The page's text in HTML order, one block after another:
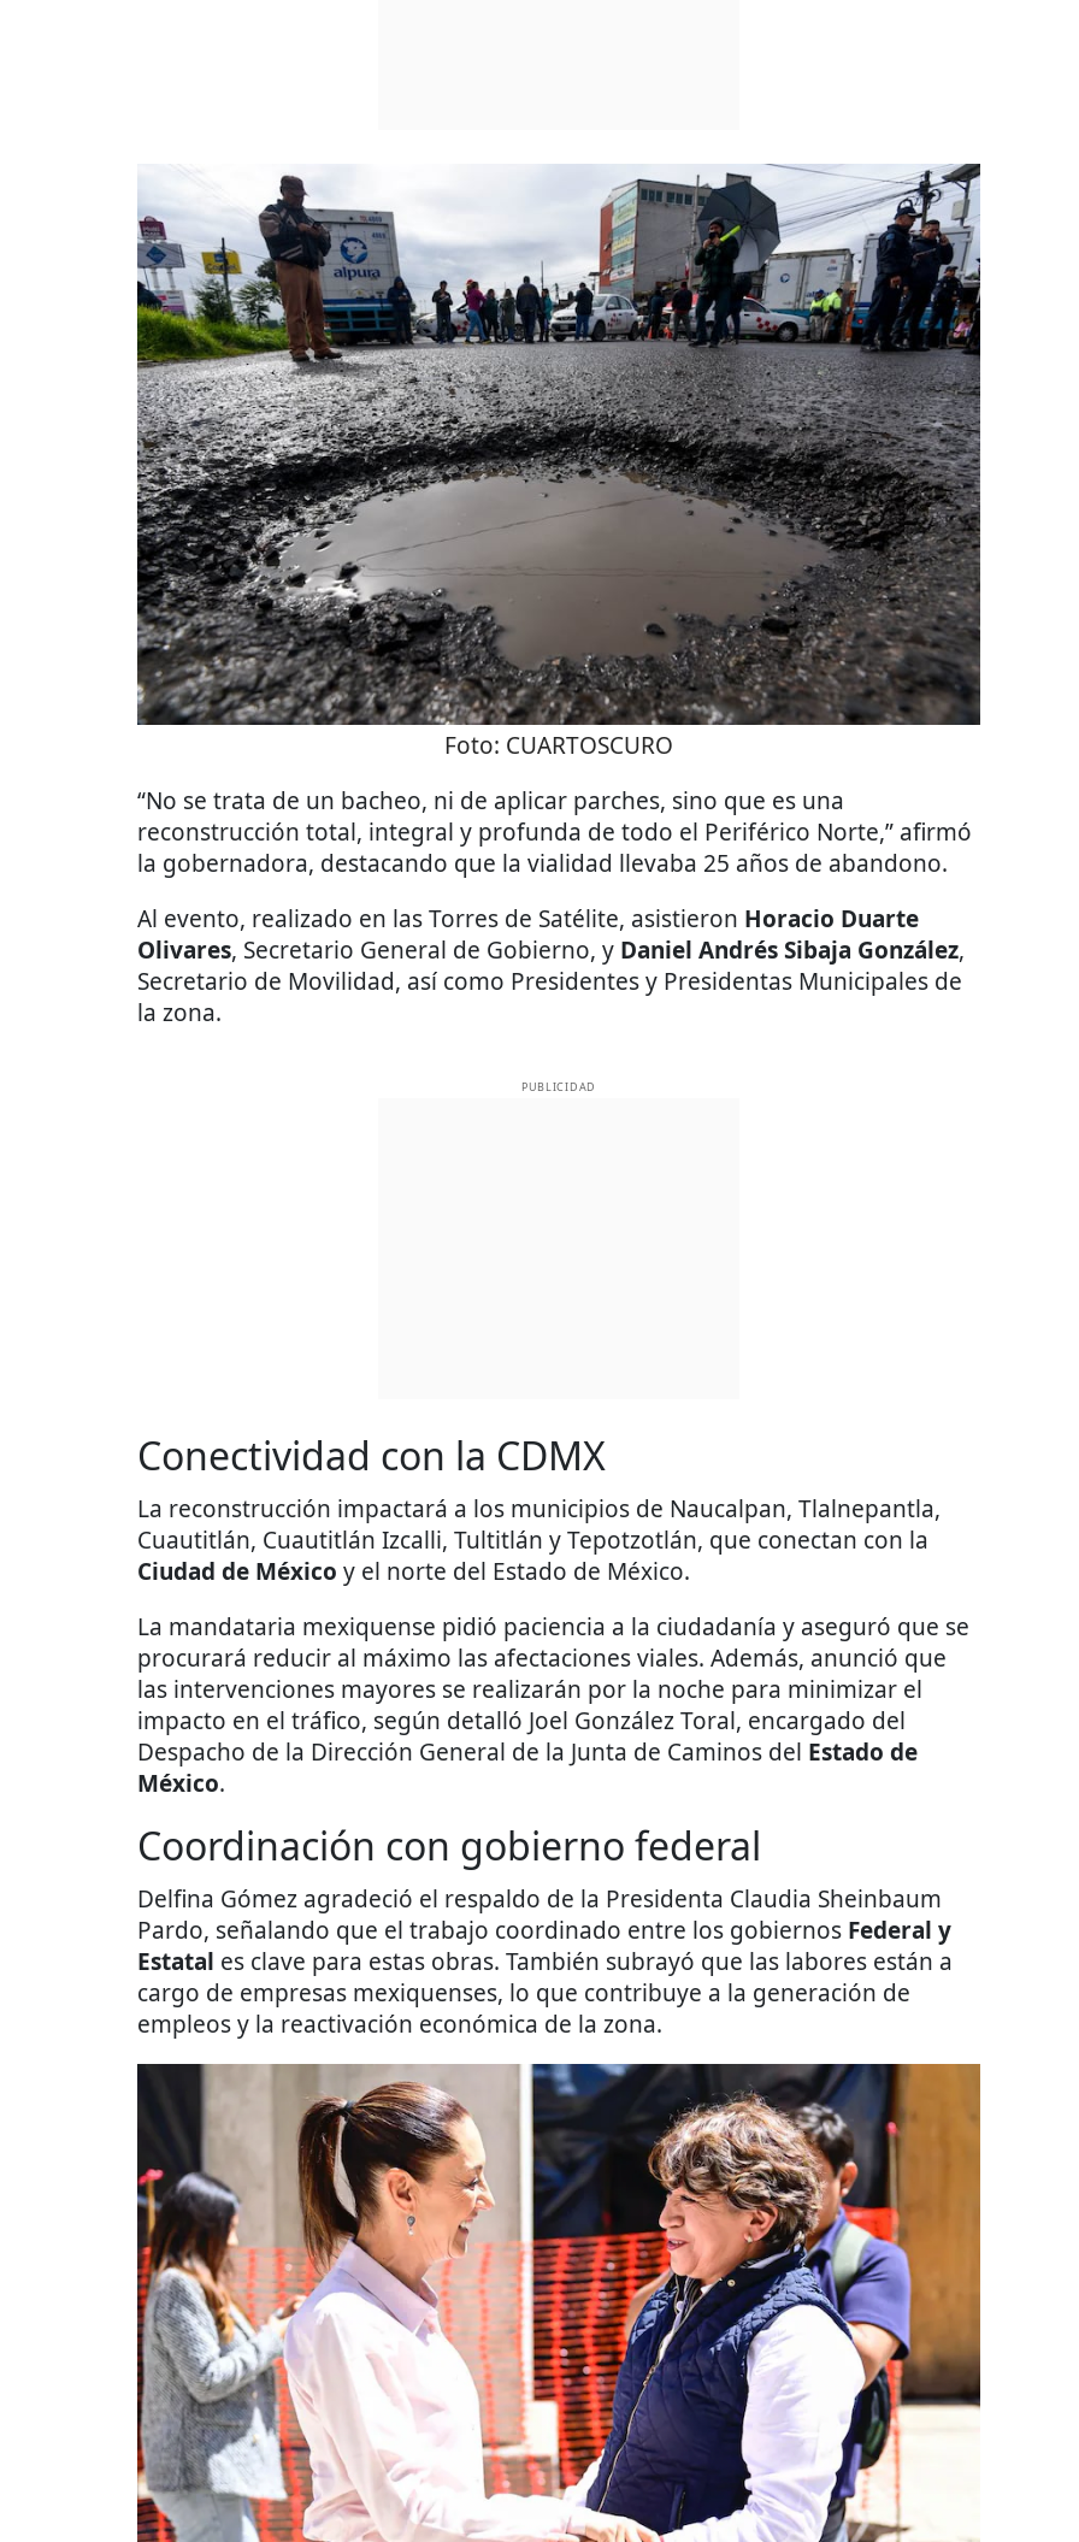
Foto: CUARTOSCURO
“No se trata de un bacheo, ni de aplicar parches, sino que es una
reconstrucción total, integral y profunda de todo el Periférico Norte,” afirmó
la gobernadora, destacando que la vialidad llevaba 25 años de abandono.
Al evento, realizado en las Torres de Satélite, asistieron Horacio Duarte
Olivares, Secretario General de Gobierno, y Daniel Andrés Sibaja González,
Secretario de Movilidad, así como Presidentes y Presidentas Municipales de
la zona.
PUBLICIDAD
Conectividad con la CDMX
La reconstrucción impactará a los municipios de Naucalpan, Tlalnepantla,
Cuautitlán, Cuautitlán Izcalli, Tultitlán y Tepotzotlán, que conectan con la
Ciudad de México y el norte del Estado de México.
La mandataria mexiquense pidió paciencia a la ciudadanía y aseguró que se
procurará reducir al máximo las afectaciones viales. Además, anunció que
las intervenciones mayores se realizarán por la noche para minimizar el
impacto en el tráfico, según detalló Joel González Toral, encargado del
Despacho de la Dirección General de la Junta de Caminos del Estado de
México.
Coordinación con gobierno federal
Delfina Gómez agradeció el respaldo de la Presidenta Claudia Sheinbaum
Pardo, señalando que el trabajo coordinado entre los gobiernos Federal y
Estatal es clave para estas obras. También subrayó que las labores están a
cargo de empresas mexiquenses, lo que contribuye a la generación de
empleos y la reactivación económica de la zona.